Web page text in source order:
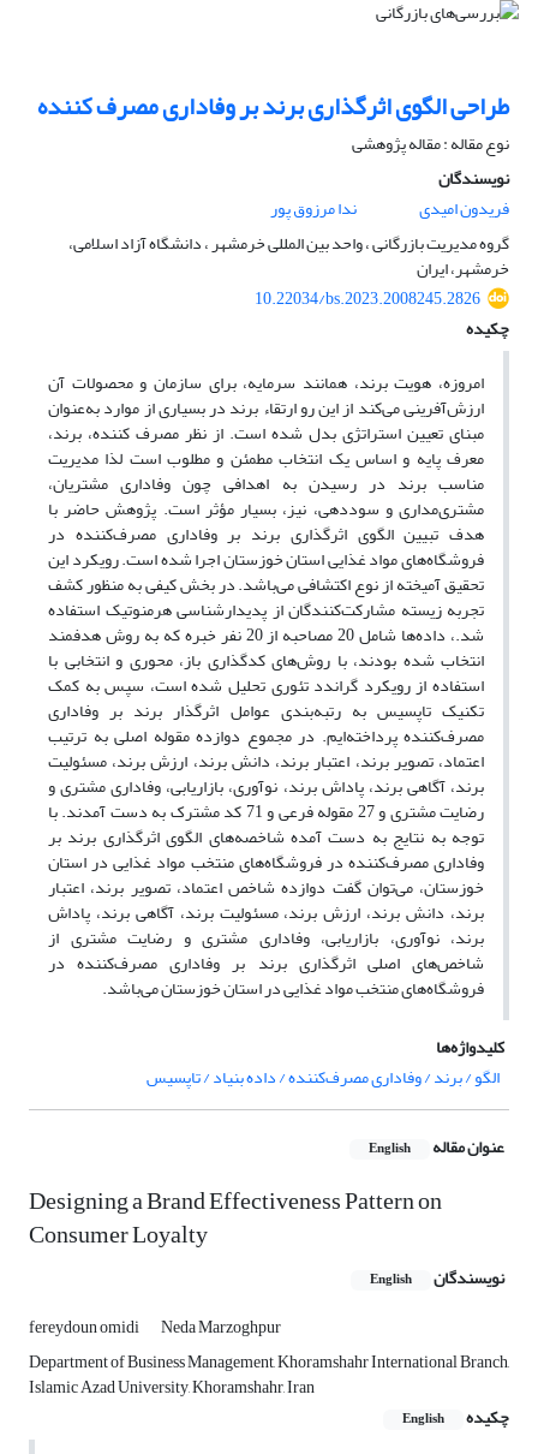
طراحی الگوی اثرگذاری برند بر وفاداری مصرف کننده
نوع مقاله : مقاله پژوهشی
نویسندگان
فریدون امیدی
ندا مرزوق پور
گروه مدیریت بازرگانی ، واحد بین المللی خرمشهر ، دانشگاه آزاد اسلامی،
خرمشهر، ایران
10.22034/bs.2023.2008245.2826
چکیده
امروزه، هویت برند، همانند سرمایه، برای سازمان و محصولات آن
ارزش‌آفرینی می‌کند از این رو ارتقاء برند در بسیاری از موارد به‌عنوان
مبنای تعیین استراتژی بدل شده است. از نظر مصرف کننده، برند،
معرف پایه و اساس یک انتخاب مطمئن و مطلوب است لذا مدیریت
مناسب برند در رسیدن به اهدافی چون وفاداری مشتریان،
مشتری‌مداری و سوددهی، نیز، بسیار مؤثر است. پژوهش حاضر با
هدف تبیین الگوی اثرگذاری برند بر وفاداری مصرف‌کننده در
فروشگاه‌های مواد غذایی استان خوزستان اجرا شده است. رویکرد این
تحقیق آمیخته از نوع اکتشافی می‌باشد. در بخش کیفی به منظور کشف
تجربه زیسته مشارکت‌کنندگان از پدیدارشناسی هرمنوتیک استفاده
شد.، داده‌ها شامل 20 مصاحبه از 20 نفر خبره که به روش هدفمند
انتخاب شده بودند، با روش‌های کدگذاری باز، محوری و انتخابی با
استفاده از رویکرد گراندد تئوری تحلیل شده است، سپس به کمک
تکنیک تاپسیس به رتبه‌بندی عوامل اثرگذار برند بر وفاداری
مصرف‌کننده پرداخته‌ایم. در مجموع دوازده مقوله اصلی به ترتیب
اعتماد، تصویر برند، اعتبار برند، دانش برند، ارزش برند، مسئولیت
برند، آگاهی برند، پاداش برند، نوآوری، بازاریابی، وفاداری مشتری و
رضایت مشتری و 27 مقوله فرعی و 71 کد مشترک به دست آمدند. با
توجه به نتایج به دست آمده شاخصه‌های الگوی اثرگذاری برند بر
وفاداری مصرف‌کننده در فروشگاه‌های منتخب مواد غذایی در استان
خوزستان، می‌توان گفت دوازده شاخص اعتماد، تصویر برند، اعتبار
برند، دانش برند، ارزش برند، مسئولیت برند، آگاهی برند، پاداش
برند، نوآوری، بازاریابی، وفاداری مشتری و رضایت مشتری از
شاخص‌های اصلی اثرگذاری برند بر وفاداری مصرف‌کننده در
فروشگاه‌های منتخب مواد غذایی در استان خوزستان می‌باشد.
کلیدواژه‌ها
الگو / برند / وفاداری مصرف‌کننده / داده بنیاد / تاپسیس
عنوان مقاله English
Designing a Brand Effectiveness Pattern on
Consumer Loyalty
نویسندگان English
fereydoun omidi
Neda Marzoghpur
Department of Business Management, Khoramshahr International Branch,
Islamic Azad University, Khoramshahr, Iran
چکیده
English